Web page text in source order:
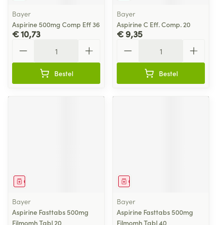
Bayer
Aspirine 500mg Comp Eff 36
€ 10,73
Bestel
Bayer
Aspirine C Eff. Comp. 20
€ 9,35
Bestel
Geneesmiddel
Bayer
Aspirine Fasttabs 500mg
Filmomh Tabl 20
Geneesmiddel
Bayer
Aspirine Fasttabs 500mg
Filmomh Tabl 40